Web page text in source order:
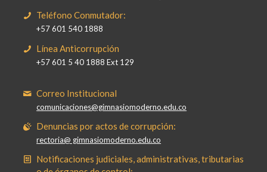
Teléfono Conmutador:
+57 601 540 1888
Línea Anticorrupción
+57 601 5 40 1888 Ext 129
Correo Institucional
comunicaciones@gimnasiomoderno.edu.co
Denuncias por actos de corrupción:
rectoria@ gimnasiomoderno.edu.co
Notificaciones judiciales, administrativas, tributarias